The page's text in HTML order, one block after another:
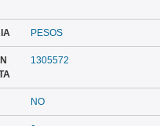
PESOS
1305572
NO